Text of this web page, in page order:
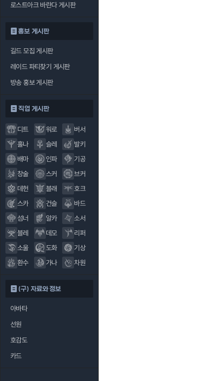
로스트아크 바란다 게시판
홍보 게시판
길드 모집 게시판
레이드 파티찾기 게시판
방송 홍보 게시판
직업 게시판
디트 워로
버서
홀나
슬레
발키
배마
인파
기공
창술
스커
브커
데헌
블래
호크
스카
건슬
바드
섬너
알카
소서
블레
데모
리퍼
소울
도화
기상
환수
가나 차원
(구) 자료와 정보
아바타
선원
호감도
카드